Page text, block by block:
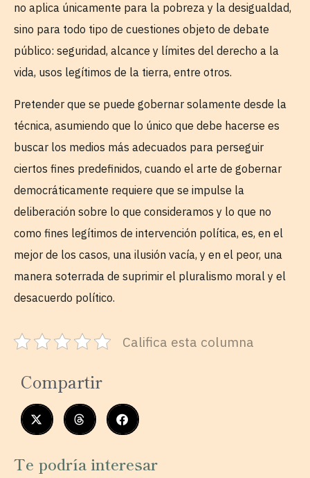
no aplica únicamente para la pobreza y la desigualdad,
sino para todo tipo de cuestiones objeto de debate
público: seguridad, alcance y límites del derecho a la
vida, usos legítimos de la tierra, entre otros.
Pretender que se puede gobernar solamente desde la
técnica, asumiendo que lo único que debe hacerse es
buscar los medios más adecuados para perseguir
ciertos fines predefinidos, cuando el arte de gobernar
democráticamente requiere que se impulse la
deliberación sobre lo que consideramos y lo que no
como fines legítimos de intervención política, es, en el
mejor de los casos, una ilusión vacía, y en el peor, una
manera soterrada de suprimir el pluralismo moral y el
desacuerdo político.
Califica esta columna
Compartir
Te podría interesar